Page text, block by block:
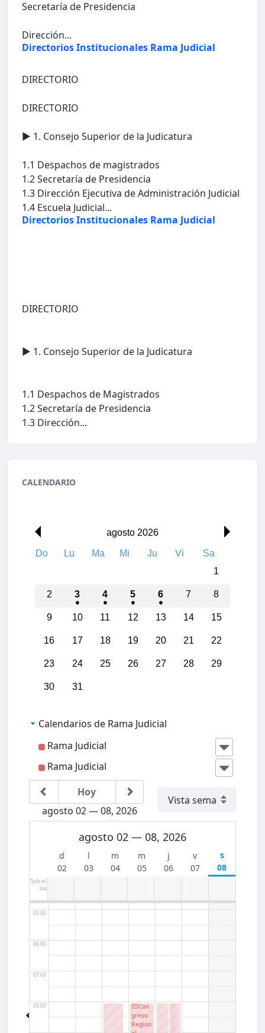
Secretaría de Presidencia
Dirección...
Directorios Institucionales Rama Judicial
DIRECTORIO
DIRECTORIO
► 1. Consejo Superior de la Judicatura
1.1 Despachos de magistrados
1.2 Secretaría de Presidencia
1.3 Dirección Ejecutiva de Administración Judicial
1.4 Escuela Judicial...
Directorios Institucionales Rama Judicial
DIRECTORIO
► 1. Consejo Superior de la Judicatura
1.1 Despachos de Magistrados
1.2 Secretaría de Presidencia
1.3 Dirección...
CALENDARIO
agosto 2026
Do Lu Ma Mi Ju Vi
Sa
1
2 3 4 5 6 7 8
9 10 11 12 13 14 15
16 17 18 19 20 21 22
23 24 25 26 27 28 29
30 31
Calendarios de Rama Judicial
Rama Judicial
Rama Judicial
Hoy
agosto 02 — 08, 2026
agosto 02 — 08, 2026
02 03 04 05 06 07 08
Todo el
dia
01:00
02:00
04:00
05:00
06:00
07:00
08:00
IIICon
greso
Region